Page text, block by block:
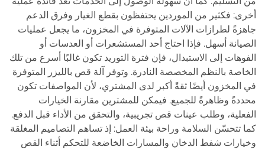
أخرى: فكثير من الموردين يحتفظون بقطع الغيار وفرق الدعم
جاهزةً لطرازات الآلات المتوفرة في المخزون، ما يجعل عمليات
الصيانة أسهل. فإذا احتاج أحد المستشعرات أو العدسات أو
الفوهات إلى الاستبدال، فإن فترة التوريد تكون غالبًا أسرع من تلك
الخاصة بالنظم المخصصة النادرة. وتوفر آلة قص بالليزر المتوفرة
في المخزون أيضًا ثقةً أكبر لدى المشتري، لأن المواصفات تكون
محددةً وظاهرةً للجميع. فيمكن للمشترين مقارنة الخيارات
الفعلية، وطلب عينات قص تجريبية، والتحقق من الأداء قبل الدفع.
كما تتحسّن السلامة وراحة بيئة العمل: إذ تساهم التصاميم المغلقة
وخيارات شفط الدخان والمسارات الخاضعة للتحكم أثناء القص